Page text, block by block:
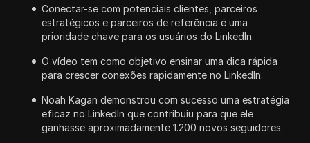
Conectar-se com potenciais clientes, parceiros
estratégicos e parceiros de referência é uma
prioridade chave para os usuários do LinkedIn.
O vídeo tem como objetivo ensinar uma dica rápida
para crescer conexões rapidamente no LinkedIn.
Noah Kagan demonstrou com sucesso uma estratégia
eficaz no LinkedIn que contribuiu para que ele
ganhasse aproximadamente 1.200 novos seguidores.